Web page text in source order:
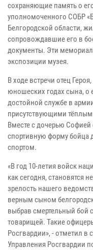
сохраняющие память о
уполномоченного СОБР
Белгородской области,
сопровождавшие его в
документы. Эти
экспозиции музея.
В ходе встречи отец
юношеских годах сына, о
достойной службе в
присутствующими
Вместе с дочерью
спортивную форму бойца
спортом.
«В год 10-летия войск
как сегодня, становятся
зрелость нашего
верным сыном
выбрав смертельный бой
товарищей. Такие
Росгвардии», - отметил в
Управления Росгвардии